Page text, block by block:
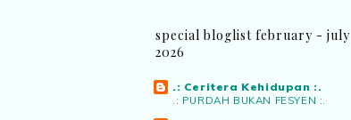
mencipta sajak:“Menarik PNM
di TikTok.”
special bloglist february - july
2026
.: Ceritera Kehidupan :.
.: PURDAH BUKAN FESYEN :.